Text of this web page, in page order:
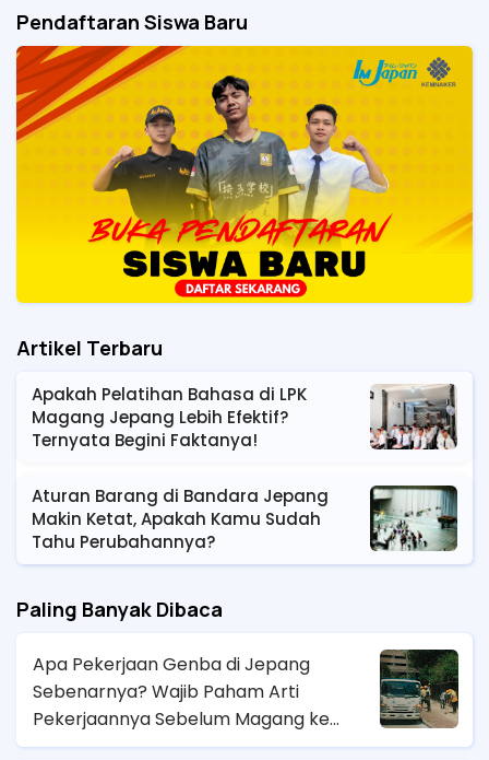
Pendaftaran Siswa Baru
Artikel Terbaru
Apakah Pelatihan Bahasa di LPK
Magang Jepang Lebih Efektif?
Ternyata Begini Faktanya!
Aturan Barang di Bandara Jepang
Makin Ketat, Apakah Kamu Sudah
Tahu Perubahannya?
Paling Banyak Dibaca
Apa Pekerjaan Genba di Jepang
Sebenarnya? Wajib Paham Arti
Pekerjaannya Sebelum Magang ke
Sana!